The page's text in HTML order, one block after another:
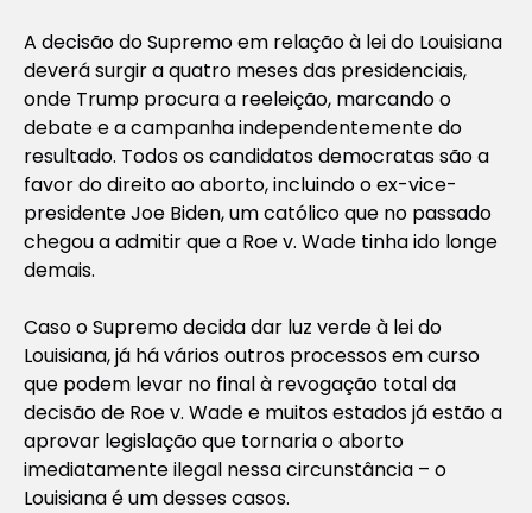
A decisão do Supremo em relação à lei do Louisiana
deverá surgir a quatro meses das presidenciais,
onde Trump procura a reeleição, marcando o
debate e a campanha independentemente do
resultado. Todos os candidatos democratas são a
favor do direito ao aborto, incluindo o ex-vice-
presidente Joe Biden, um católico que no passado
chegou a admitir que a Roe v. Wade tinha ido longe
demais.
Caso o Supremo decida dar luz verde à lei do
Louisiana, já há vários outros processos em curso
que podem levar no final à revogação total da
decisão de Roe v. Wade e muitos estados já estão a
aprovar legislação que tornaria o aborto
imediatamente ilegal nessa circunstância – o
Louisiana é um desses casos.